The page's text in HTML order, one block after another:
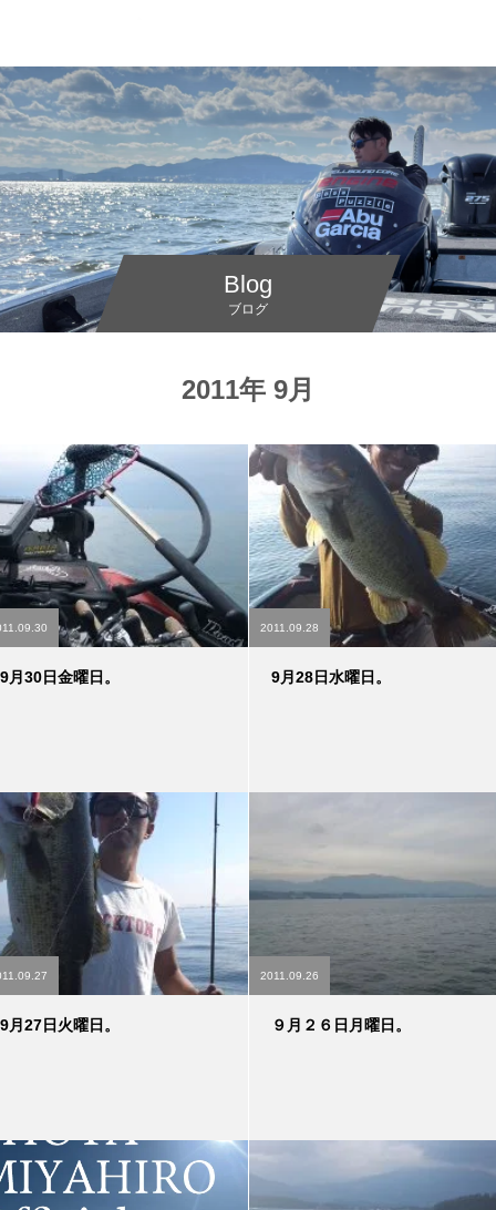
Blog
ブログ
2011年 9月
9月30日金曜日。
2011.09.28
9月28日水曜日。
9月27日火曜日。
2011.09.26
９月２６日月曜日。